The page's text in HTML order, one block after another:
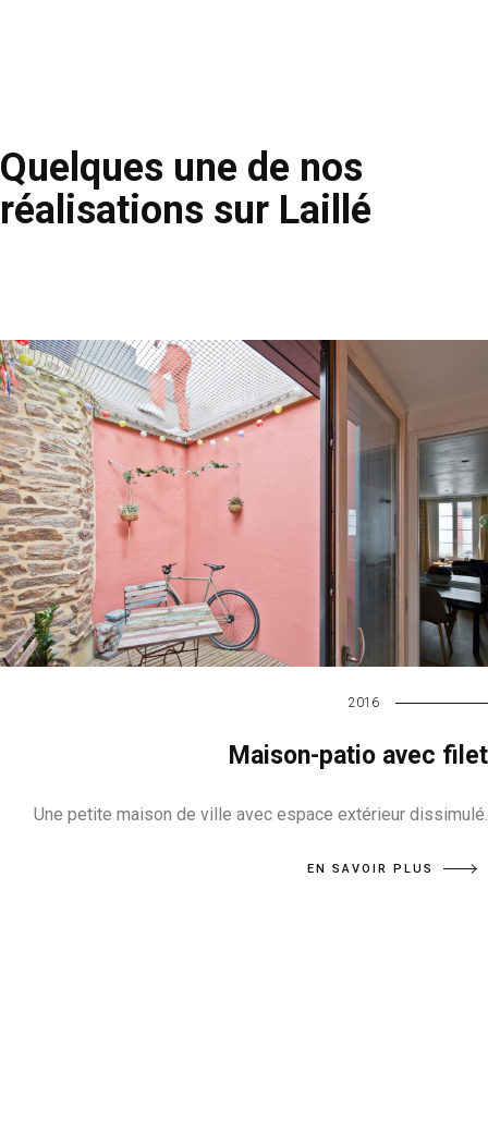
Quelques une de nos
réalisations sur Laillé
2016
Maison-patio avec filet
Une petite maison de ville avec espace extérieur dissimulé.
EN SAVOIR PLUS